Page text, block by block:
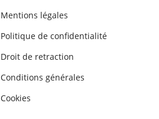
Mentions légales
Politique de confidentialité
Droit de retraction
Conditions générales
Cookies